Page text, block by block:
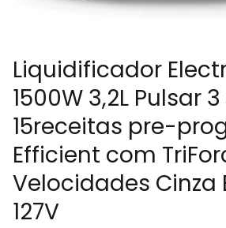
Liquidificador
1500W 3,2L Pulsar 3
15receitas pre-
Efficient com
Velocidades Cinza
127V